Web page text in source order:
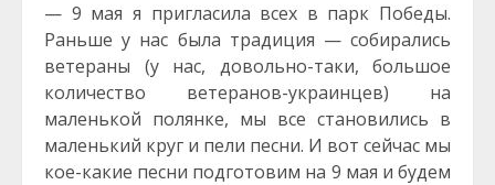
— 9 мая я пригласила всех в парк Победы.
Раньше у нас была традиция — собирались
ветераны (у нас, довольно-таки, большое
количество ветеранов-украинцев) на
маленькой полянке, мы все становились в
маленький круг и пели песни. И вот сейчас мы
кое-какие песни подготовим на 9 мая и будем